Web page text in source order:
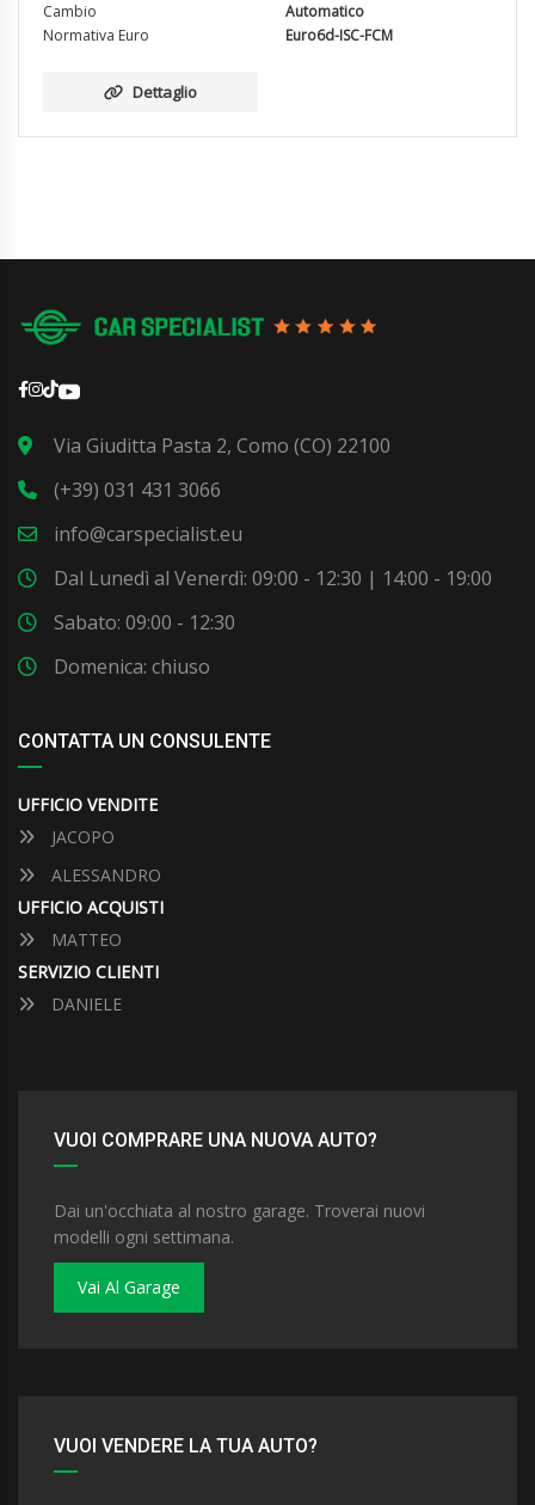
Cambio
Automatico
Normativa Euro
Euro6d-ISC-FCM
Dettaglio
Via Giuditta Pasta 2, Como (CO) 22100
(+39) 031 431 3066
info@carspecialist.eu
Dal Lunedì al Venerdì: 09:00 - 12:30 | 14:00 - 19:00
Sabato: 09:00 - 12:30
Domenica: chiuso
CONTATTA UN CONSULENTE
UFFICIO VENDITE
JACOPO
ALESSANDRO
UFFICIO ACQUISTI
MATTEO
SERVIZIO CLIENTI
DANIELE
VUOI COMPRARE UNA NUOVA AUTO?
Dai un'occhiata al nostro garage. Troverai nuovi
modelli ogni settimana.
Vai Al Garage
VUOI VENDERE LA TUA AUTO?